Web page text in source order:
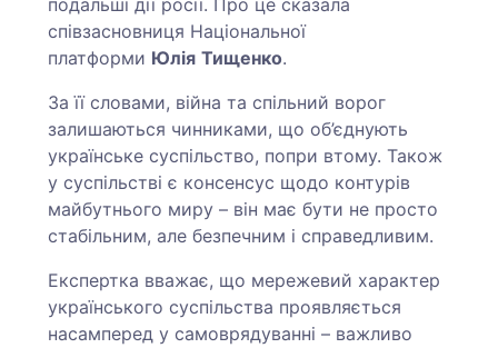
подальші дії росії. Про це сказала
співзасновниця Національної
платформи Юлія Тищенко.
За її словами, війна та спільний ворог
залишаються чинниками, що об’єднують
українське суспільство, попри втому. Також
у суспільстві є консенсус щодо контурів
майбутнього миру – він має бути не просто
стабільним, але безпечним і справедливим.
Експертка вважає, що мережевий характер
українського суспільства проявляється
насамперед у самоврядуванні – важливо